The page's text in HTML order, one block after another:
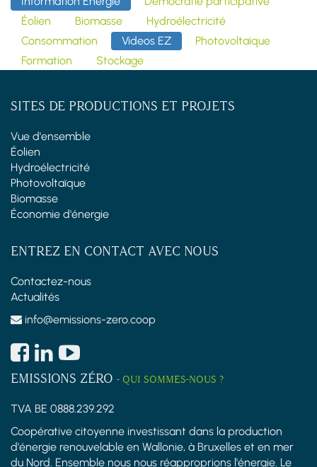
Éolien
Biomasse
Hydroélectricité
Consommation
Videos EZ
Photovoltaïque
Formation
Stockage
SITES DE PRODUCTIONS ET PROJETS
Vue d'ensemble
Éolien
Hydroélectricité
Photovoltaïque
Biomasse
Économie d'énergie
ENTREZ EN CONTACT AVEC NOUS
Contactez-nous
Actualités
info@emissions-zero.coop
EMISSIONS ZÉRO - QUI SOMMES-NOUS ?
TVA BE 0888.239.292
Coopérative citoyenne investissant dans la production
d'énergie renouvelable en Wallonie, à Bruxelles et en mer
du Nord. Ensemble nous nous réapproprions l'énergie. Le